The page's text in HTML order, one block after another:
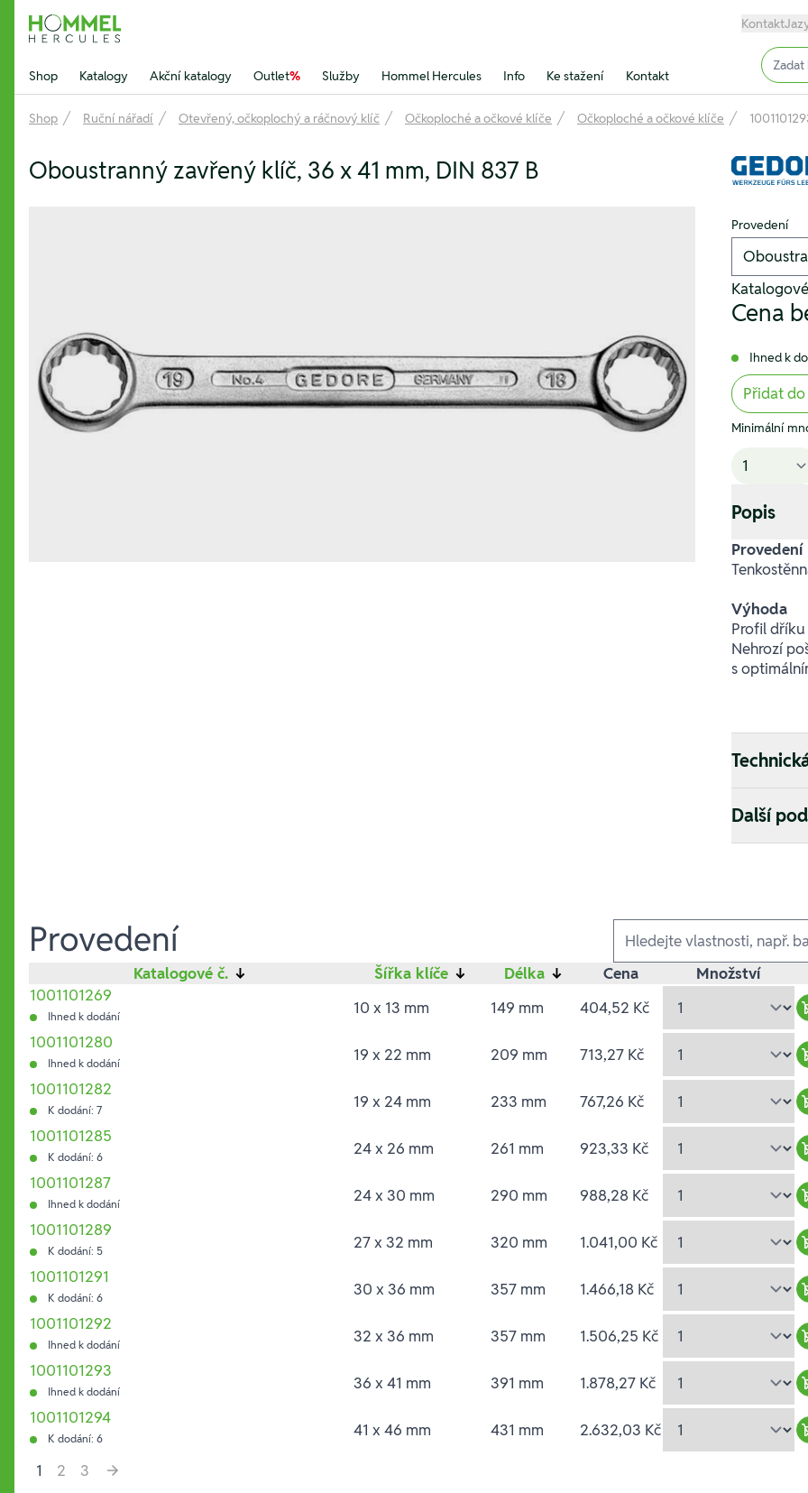
Hommel Hercules
Kontakt
Shop Katalogy Akční katalogy Outlet% Služby Hommel Hercules Info Ke stažení Kontakt
Input
Shop Ruční nářadí Otevřený, očkoplochý a ráčnový klíč Očkoploché a očkové klíče Očkoploché a očkové klíče
Oboustranný zavřený klíč, 36 x 41 mm, DIN 837 B
Provedení
Cena
Ihned k
Přidat
Minimální
Popis
Provedení
Výhoda
Profil
Nehrozí
s
Další
Provedení Ausführungen
Katalogové č. ↓ Šířka klíče ↓ Délka ↓ Cena
Množství
1001101269
Ihned k dodání 10 x 13 mm 149 mm 404,52 Kč
1001101280
Ihned k dodání 19 x 22 mm 209 mm 713,27 Kč
1001101282
K dodání: 7 19 x 24 mm 233 mm 767,26 Kč
1001101285
K dodání: 6 24 x 26 mm 261 mm 923,33 Kč
1001101287
Ihned k dodání 24 x 30 mm 290 mm 988,28 Kč
1001101289
K dodání: 5 27 x 32 mm 320 mm 1.041,00 Kč
1001101291
K dodání: 6 30 x 36 mm 357 mm 1.466,18 Kč
1001101292
Ihned k dodání 32 x 36 mm 357 mm 1.506,25 Kč
1001101293
Ihned k dodání 36 x 41 mm 391 mm 1.878,27 Kč
1001101294
K dodání: 6 41 x 46 mm 431 mm 2.632,03 Kč
1
2
3